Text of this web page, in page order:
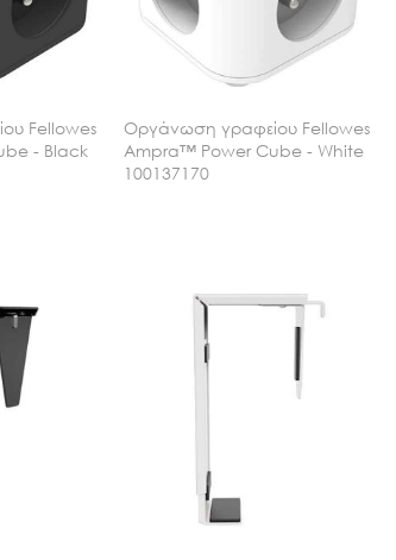
Fellowes
- Black
Οργάνωση γραφείου Fellowes
Ampra™ Power Cube - White
100137170